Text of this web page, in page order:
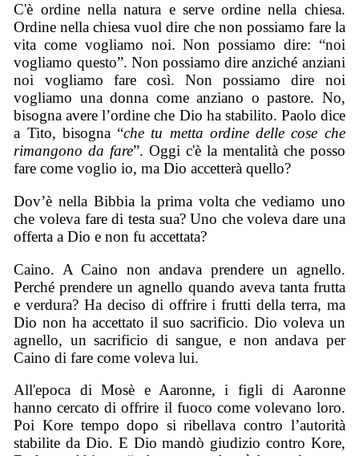
C'è ordine nella natura e serve ordine nella chiesa.
Ordine nella chiesa vuol dire che non possiamo fare la
vita come vogliamo noi. Non possiamo dire: “noi
vogliamo questo”. Non possiamo dire anziché anziani
noi vogliamo fare così. Non possiamo dire noi
vogliamo una donna come anziano o pastore. No,
bisogna avere l’ordine che Dio ha stabilito. Paolo dice
a Tito, bisogna “che tu metta ordine delle cose che
rimangono da fare”. Oggi c'è la mentalità che posso
fare come voglio io, ma Dio accetterà quello?
Dov’è nella Bibbia la prima volta che vediamo uno
che voleva fare di testa sua? Uno che voleva dare una
offerta a Dio e non fu accettata?
Caino. A Caino non andava prendere un agnello.
Perché prendere un agnello quando aveva tanta frutta
e verdura? Ha deciso di offrire i frutti della terra, ma
Dio non ha accettato il suo sacrificio. Dio voleva un
agnello, un sacrificio di sangue, e non andava per
Caino di fare come voleva lui.
All'epoca di Mosè e Aaronne, i figli di Aaronne
hanno cercato di offrire il fuoco come volevano loro.
Poi Kore tempo dopo si ribellava contro l’autorità
stabilite da Dio. E Dio mandò giudizio contro Kore,